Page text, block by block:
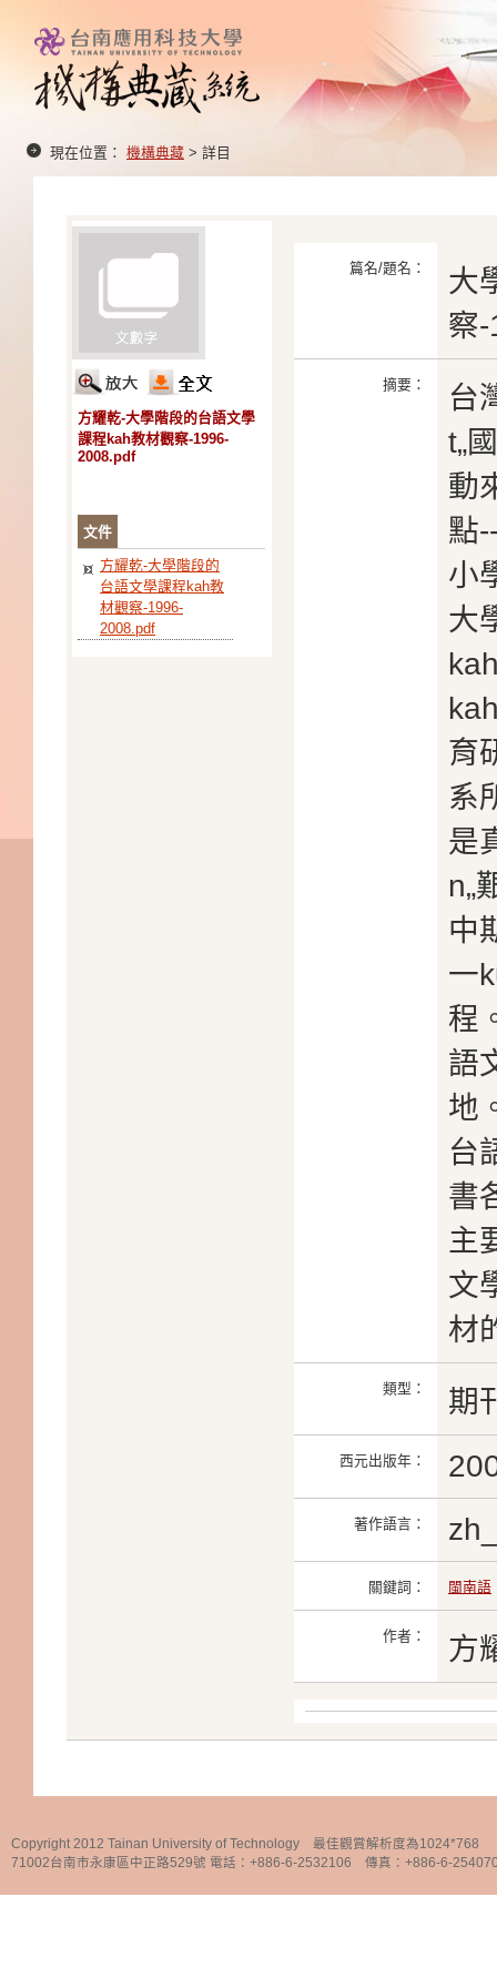
現在位置： 機構典藏 > 詳目
方耀乾-大學階段的台語文學
課程kah教材觀察-1996-
2008.pdf
文件
方耀乾-大學階段的
台語文學課程kah教
材觀察-1996-
2008.pdf
篇名/題名：
大
察
摘要：
台
t„
動
點
小
大
育
系
是
n„
中
一
程
語
地
台
書
主
文
材
類型： 期
西元出版年：
著作語言：
關鍵詞： 閩南語
作者： 方
Copyright 2012 Tainan University of Technology 最佳觀賞解析度為1024*768
71002台南市永康區中正路529號 電話：+886-6-2532106 傳真：+886-6-